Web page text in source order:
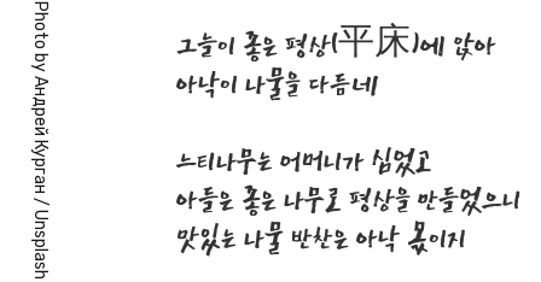
Photo by
Андрей Курган
/
Unsplash
그늘이 좋은 평상(平床)에 앉아
아낙이 나물을 다듬네
느티나무는 어머니가 심었고
아들은 좋은 나무로 평상을 만들었으니
맛있는 나물 반찬은 아낙 몫이지